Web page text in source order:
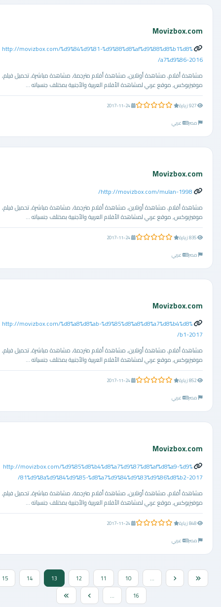
Movizbox.com
http://movizbox.com/%d9%84%d9%81-%d9%88%d8%af%d9%88%d8%b1%d8%
a7%d9%86-2016/
مشاهدة أفلام, مشاهدة أونلاين, مشاهدة أفلام مترجمة, مشاهدة مباشرة, تحميل فيلم,
موفيزبوكس, موقع عربي لمشاهدة الأفلام العربية والأجنبية بمختلف جنسياته ...
0.0 من 5 نجوم
2017-11-24
مصر
عربي
Movizbox.com
http://movizbox.com/mulan-1998/
مشاهدة أفلام, مشاهدة أونلاين, مشاهدة أفلام مترجمة, مشاهدة مباشرة, تحميل فيلم,
موفيزبوكس, موقع عربي لمشاهدة الأفلام العربية والأجنبية بمختلف جنسياته ...
0.0 من 5 نجوم
2017-11-24
مصر
عربي
Movizbox.com
http://movizbox.com/%d8%a8%d8%ab-%d9%85%d8%a8%d8%a7%d8%b4%d8%
b1-2017/
مشاهدة أفلام, مشاهدة أونلاين, مشاهدة أفلام مترجمة, مشاهدة مباشرة, تحميل فيلم,
موفيزبوكس, موقع عربي لمشاهدة الأفلام العربية والأجنبية بمختلف جنسياته ...
0.0 من 5 نجوم
2017-11-24
مصر
عربي
Movizbox.com
http://movizbox.com/%d9%85%d8%b4%d8%a7%d9%87%d8%af%d8%a9-%d9%
81%d9%8a%d9%84%d9%85-%d8%a7%d9%84%d9%83%d9%86%d8%b2-2017/
مشاهدة أفلام, مشاهدة أونلاين, مشاهدة أفلام مترجمة, مشاهدة مباشرة, تحميل فيلم,
موفيزبوكس, موقع عربي لمشاهدة الأفلام العربية والأجنبية بمختلف جنسياته ...
0.0 من 5 نجوم
2017-11-24
مصر
عربي